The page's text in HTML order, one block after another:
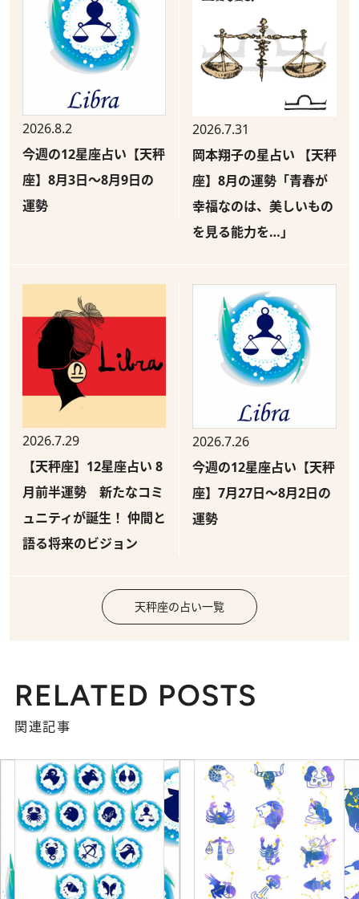
2026.8.2
今週の12星座占い【天秤
座】8月3日～8月9日の
運勢
2026.7.31
岡本翔子の星占い 【天秤
座】8月の運勢「青春が
幸福なのは、美しいもの
を見る能力を…」
2026.7.29
【天秤座】12星座占い 8
月前半運勢 新たなコミ
ュニティが誕生！ 仲間と
語る将来のビジョン
2026.7.26
今週の12星座占い【天秤
座】7月27日～8月2日の
運勢
天秤座の占い一覧
RELATED POSTS
関連記事